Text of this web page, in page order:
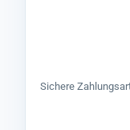
Sichere